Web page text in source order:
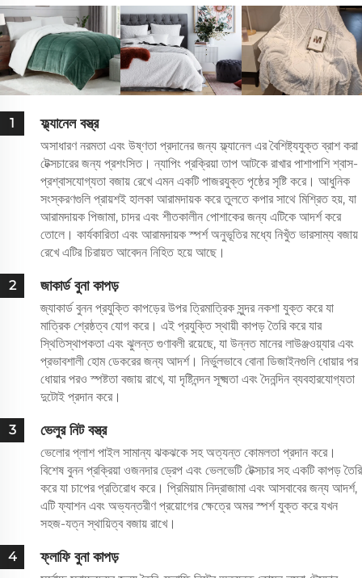
1 ফ্ল্যানেল বস্ত্র
অসাধারণ নরমতা এবং উষ্ণতা প্রদানের জন্য ফ্ল্যানেল এর বৈশিষ্ট্যযুক্ত ব্রাশ করা
টেক্সচারের জন্য প্রশংসিত। ন্যাপিং প্রক্রিয়া তাপ আটকে রাখার পাশাপাশি শ্বাস-
প্রশ্বাসযোগ্যতা বজায় রেখে এমন একটি পাজরযুক্ত পৃষ্ঠের সৃষ্টি করে। আধুনিক
সংস্করণগুলি প্রায়শই হালকা আরামদায়ক করে তুলতে কপার সাথে মিশ্রিত হয়, যা
আরামদায়ক পিজামা, চাদর এবং শীতকালীন পোশাকের জন্য এটিকে আদর্শ করে
তোলে। কার্যকারিতা এবং আরামদায়ক স্পর্শ অনুভূতির মধ্যে নিখুঁত ভারসাম্য বজায়
রেখে এটির চিরায়ত আবেদন নিহিত হয়ে আছে।
2 জাকার্ড বুনা কাপড়
জ্যাকার্ড বুনন প্রযুক্তি কাপড়ের উপর ত্রিমাত্রিক সুন্দর নকশা যুক্ত করে যা
মাত্রিক শ্রেষ্ঠত্ব যোগ করে। এই প্রযুক্তি স্থায়ী কাপড় তৈরি করে যার
স্থিতিস্থাপকতা এবং ঝুলন্ত গুণাবলী রয়েছে, যা উন্নত মানের লাউঞ্জওয়্যার এবং
প্রভাবশালী হোম ডেকরের জন্য আদর্শ। নির্ভুলভাবে বোনা ডিজাইনগুলি ধোয়ার পর
ধোয়ার পরও স্পষ্টতা বজায় রাখে, যা দৃষ্টিনন্দন সূক্ষ্মতা এবং দৈনন্দিন ব্যবহারযোগ্যতা
দুটোই প্রদান করে।
3 ভেলুর নিট বস্ত্র
ভেলোর প্লাশ পাইল সামান্য ঝকঝকে সহ অত্যন্ত কোমলতা প্রদান করে।
বিশেষ বুনন প্রক্রিয়া ওজনদার ড্রেপ এবং ভেলভেটি টেক্সচার সহ একটি কাপড় তৈরি
করে যা চাপের প্রতিরোধ করে। প্রিমিয়াম নিদ্রাজামা এবং আসবাবের জন্য আদর্শ,
এটি ফ্যাশন এবং অভ্যন্তরীণ প্রয়োগের ক্ষেত্রে অমর স্পর্শ যুক্ত করে যখন
সহজ-যত্ন স্থায়িত্ব বজায় রাখে।
4 ফ্লাফি বুনা কাপড়